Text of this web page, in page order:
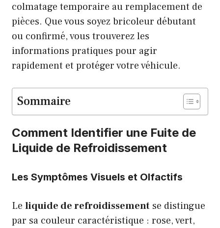
colmatage temporaire au remplacement de
pièces. Que vous soyez bricoleur débutant
ou confirmé, vous trouverez les
informations pratiques pour agir
rapidement et protéger votre véhicule.
Sommaire
Comment Identifier une Fuite de
Liquide de Refroidissement
Les Symptômes Visuels et Olfactifs
Le liquide de refroidissement se distingue
par sa couleur caractéristique : rose, vert,